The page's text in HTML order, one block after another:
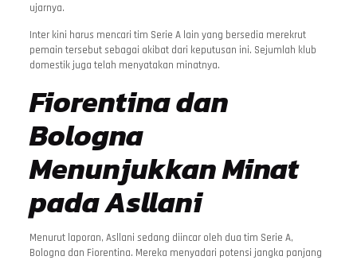
ujarnya.
Inter kini harus mencari tim Serie A lain yang bersedia merekrut
pemain tersebut sebagai akibat dari keputusan ini. Sejumlah klub
domestik juga telah menyatakan minatnya.
Fiorentina dan
Bologna
Menunjukkan Minat
pada Asllani
Menurut laporan, Asllani sedang diincar oleh dua tim Serie A,
Bologna dan Fiorentina. Mereka menyadari potensi jangka panjang